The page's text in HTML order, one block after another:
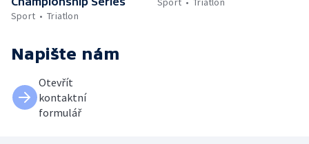
Sport
Triatlon
Napište nám
Otevřít
kontaktní
formulář